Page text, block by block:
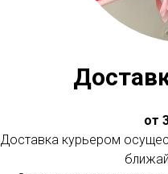
от
Доставка курьером